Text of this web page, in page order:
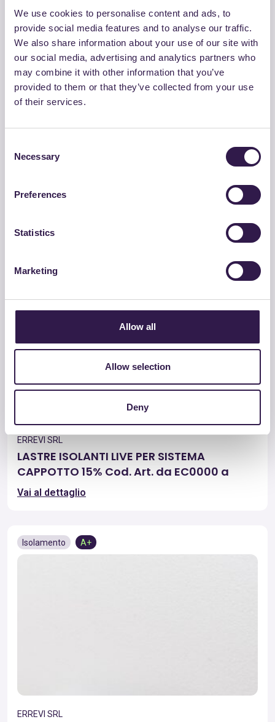
We use cookies to personalise content and ads, to
provide social media features and to analyse our traffic.
We also share information about your use of our site with
our social media, advertising and analytics partners who
may combine it with other information that you’ve
provided to them or that they’ve collected from your use
of their services.
Selection
Necessary
Preferences
Statistics
Marketing
Allow all
Allow selection
Deny
E100S0000 a E100VG9999
Isolamento
ERREVI SRL
LASTRE ISOLANTI LIVE PER SISTEMA
CAPPOTTO 15% Cod. Art. da EC0000 a
ECZ9999
Vai al dettaglio
Isolamento A+
ERREVI SRL